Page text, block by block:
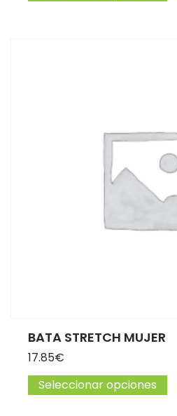
BATA STRETCH MUJER
17.85€
Seleccionar opciones